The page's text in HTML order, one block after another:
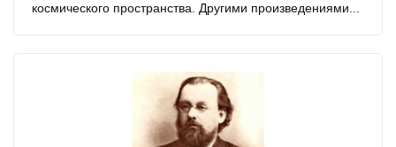
космического пространства. Другими произведениями...